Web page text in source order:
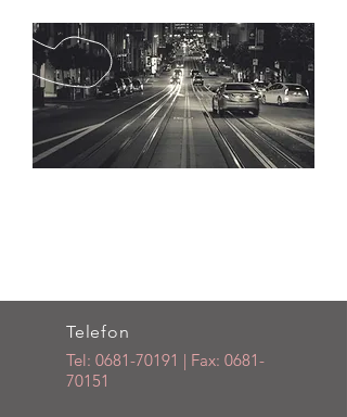
Telefon
Tel: 0681-70191 | Fax: 0681-
70151